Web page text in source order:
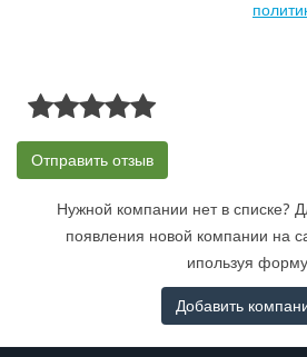
Нужной компании нет в списке?
появления новой компании на
ипользуя
Добавить